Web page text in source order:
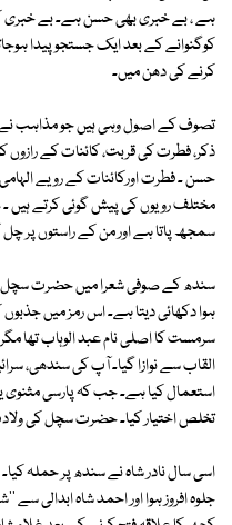
ہے ، بے خبری بھی حسن ہے۔ بے خبری
کوگنوانے کے بعد ایک جستجو پیدا
کرنے کی دھن میں۔
تصوف کے اصول وہی ہیں جو مذاہب نے
ذکر، فطرت کی قربت، کائنات کے
حسن ۔ فطرت اورکائنات کے رویے
مختلف رویوں کی پیش گوئی کرتے ہیں
سمجھ پاتا ہے اور من کے راستوں پر چل
سندھ کے صوفی شعرا میں حضرت سچل
ہوا دکھائی دیتا ہے۔ اس رمز میں جذبوں
سرمست کا اصلی نام عبد الوہاب تھا
القاب سے نوازا گیا۔ آپ کی سندھی،
استعمال کیا ہے۔ جب کہ پارسی مثنوی
تخلص اختیار کیا۔ حضرت سچل کی ولادت 1739 میں